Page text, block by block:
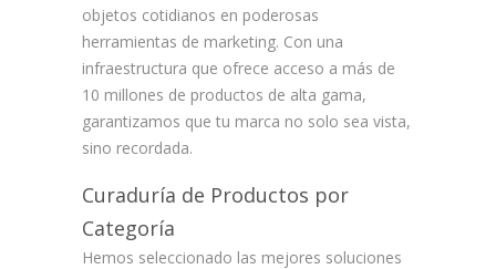
objetos cotidianos en poderosas
herramientas de marketing. Con una
infraestructura que ofrece acceso a más de
10 millones de productos de alta gama,
garantizamos que tu marca no solo sea vista,
sino recordada.
Curaduría de Productos por
Categoría
Hemos seleccionado las mejores soluciones